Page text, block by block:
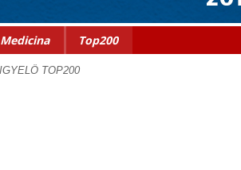
Medicina Top200